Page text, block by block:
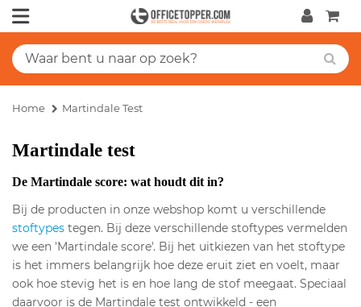
Home Martindale Test
Martindale test
De Martindale score: wat houdt dit in?
Bij de producten in onze webshop komt u verschillende
stoftypes tegen. Bij deze verschillende stoftypes vermelden
we een 'Martindale score'. Bij het uitkiezen van het stoftype
is het immers belangrijk hoe deze eruit ziet en voelt, maar
ook hoe stevig het is en hoe lang de stof meegaat. Speciaal
daarvoor is de Martindale test ontwikkeld - een